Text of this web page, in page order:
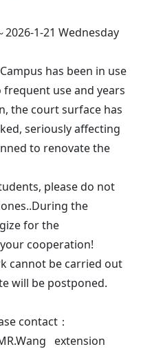
1-21 Wednesday
has been in use
use and years
the court surface has
seriously affecting
to renovate the
please do not
the
for the
cooperation!
cannot be carried out
will be postponed.
contact：
extension